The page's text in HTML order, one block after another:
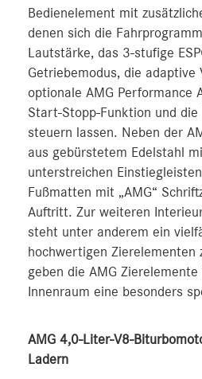
Bedienelement mit
denen sich die
Lautstärke, das 3-stufige
Getriebemodus, die adaptive
optionale AMG Performance
Start-Stopp-Funktion und die
steuern lassen. Neben der
aus gebürstetem Edelstahl
unterstreichen
Fußmatten mit „AMG“
Auftritt. Zur weiteren
steht unter anderem ein
hochwertigen Zierelementen
geben die AMG
Innenraum eine besonders
AMG 4,0-Liter-V8-
Ladern